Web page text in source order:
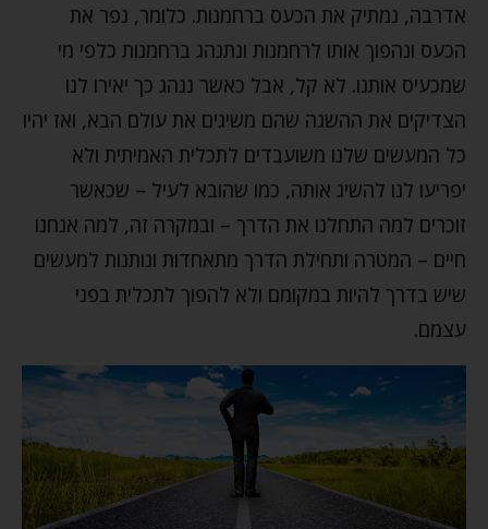
אדרבה, נמתיק את הכעס ברחמנות. כלומר, נפר את
הכעס ונהפוך אותו לרחמנות ונתנהג ברחמנות כלפי מי
שמכעיס אותנו. לא קל, אבל כאשר ננהג כך יאירו לנו
הצדיקים את ההשגה שהם משיגים את עולם הבא, ואז יהיו
כל המעשים שלנו משועבדים לתכלית האמיתית ולא
יפריעו לנו להשיג אותה, כמו שהובא לעיל – שכאשר
זוכרים למה התחלנו את הדרך – ובמקרה זה, למה אנחנו
חיים – המטרה ותחילת הדרך מתאחדות ונותנות למעשים
שיש בדרך להיות במקומם ולא להפוך לתכלית בפני
עצמם.